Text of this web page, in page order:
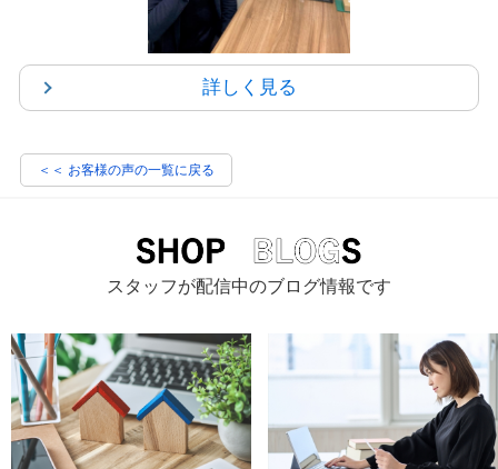
詳しく見る
＜＜ お客様の声の一覧に戻る
スタッフが配信中のブログ情報です